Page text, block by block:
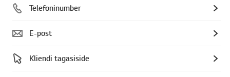
Telefoninumber
E-post
Kliendi tagasiside